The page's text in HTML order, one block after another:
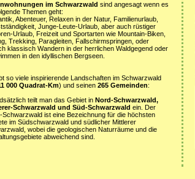
im Schwarzwald sind angesagt wenn es
Themen geht:
Abenteuer, Relaxen in der Natur, Familienurlaub,
Junge-Leute-Urlaub, aber auch rüstiger
Urlaub, Freizeit und Sportarten wie Mountain-Biken,
Trekking, Paragleiten, Fallschirmspringen, oder
klassisch Wandern in der herrlichen Waldgegend oder
in den idyllischen Bergseen.
so viele inspirierende Landschaften im Schwarzwald
000 Quadrat-Km) und seinen 265 Gemeinden:
teilt man das Gebiet in Nord-Schwarzwald,
Schwarzwald und Süd-Schwarzwald ein. Der
Schwarzwald ist eine Bezeichnung für die höchsten
im Südschwarzwald und südlicher Mittlerer
wobei die geologischen Naturräume und die
abweichend sind.